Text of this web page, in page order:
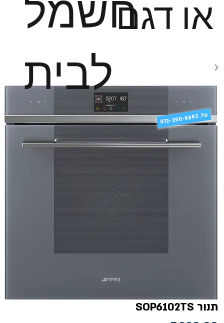
או דגם
לבית
תנור SOP6102TS
072-250-8882 .טל